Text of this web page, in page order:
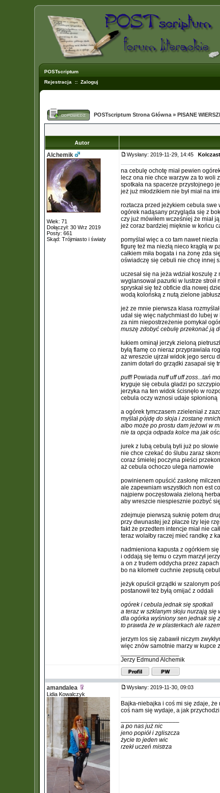
POSTscriptum
Rejestracja :: Zaloguj
POSTscriptum Strona Główna » PISANE
Autor
Alchemik
Wiek: 71
Dołączył: 30 Wrz 2019
Posty: 661
Skąd: Trójmiasto i światy
Wysłany: 2019-11-29, 14:45
na cebulę ochotę miał pewien
lecz ona nie chce warzyw za to woli
spotkała na spacerze przystojnego
jeż już młodzikiem nie był miał na
roztacza przed jeżykiem cebula swe
ogórek nadąsany przygląda się z
czy już mówiłem wcześniej że miał
jeż coraz bardziej mięknie w końcu
pomyślał więc a co tam nawet niezła
figurę też ma niezłą nieco krągłą w
całkiem miła bogata i na żonę zda
oświadczę się cebuli nie chcę innej
uczesał się na jeża wdział koszulę z
wyglansował pazurki w lustrze stroił
spryskał się też obficie dla nowej
wodą kolońską z nutą zielone
jeż ze mnie pierwsza klasa
udał się więc natychmiast do lubej w
za nim niepostrzeżenie pomykał
muszę zdobyć cebulę przekonać ją
łukiem ominął jerzyk zieloną
byłą flamę co nieraz przyprawiała
aż wreszcie ujrzał widok jego sercu
zanim dotarł do grządki zasapał się
puff!Powiada nuff uff uff zoss...tań
kryguje się cebula gładzi po
jerzyka na ten widok ścisnęło w
cebula oczy wznosi udaje spłonioną
a ogórek tymczasem zzieleniał z
myślał pójdę do słoja i zostanę
albo może po prostu dam jeżowi w
nie ta opcja odpada kolce ma jak
jurek z lubą cebulą byli już po słowie
nie chce czekać do ślubu zaraz
coraz śmielej poczyna pieści
aż cebula ochoczo ulega namowie
powinienem opuścić zasłonę
ale zapewniam wszystkich non est
najpierw poczęstowała zieloną
aby wreszcie niespiesznie pozbyć
zdejmuje pierwszą suknię potem
przy dwunastej jeż płacze łzy leje
fakt że przedtem intencje miał nie
teraz wolałby raczej mieć randkę z
nadmieniona kapusta z ogórkiem
i oddają się temu o czym marzył jerzy
a on z trudem oddycha przez
bo na kilometr cuchnie zepsutą
jeżyk opuścił grządki w szalonym
postanowił też byłą omijać z oddali
ogórek i cebula jednak się spotkali
a teraz w szklanym słoju nurzają się
dla ogórka wyśniony sen jednak się
to prawda że w plasterkach ale
jerzym los się zabawił niczym
więc znów samotnie marzy w kupce
Jerzy Edmund Alchemik
amandalea
Lidia Kowalczyk
Wysłany: 2019-11-30, 09:03
Bajka-niebajka i coś mi się zdaje,
coś nam się wydaje, a jak
a po nas już nic
jeno popiół i zgliszcza
życie to jeden wic
rzekł uczeń mistrza